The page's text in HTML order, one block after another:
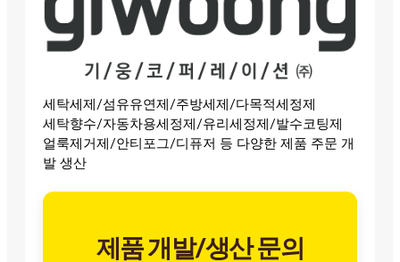
세탁세제/섬유유연제/주방세제/다목적세정제
세탁향수/자동차용세정제/유리세정제/발수코팅제
얼룩제거제/안티포그/디퓨저 등 다양한 제품 주문 개
발 생산
제품 개발/생산 문의